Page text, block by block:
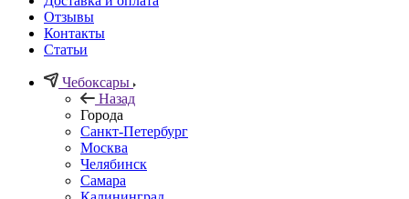
Отзывы
Контакты
Статьи
Чебоксары
Назад
Города
Санкт-Петербург
Москва
Челябинск
Самара